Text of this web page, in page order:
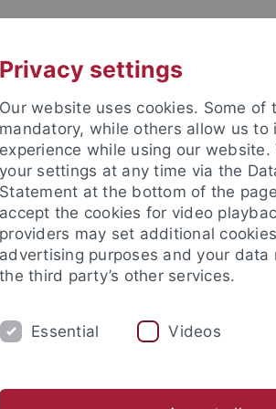
STUDIUM
Fakultät
Privacy settings
Our website uses cookies. Some of
mandatory, while others allow us to
experience while using our website.
your settings at any time via the
Statement at the bottom of the
accept the cookies for video
providers may set additional
advertising purposes and your data
the third party’s other services.
Essential Videos